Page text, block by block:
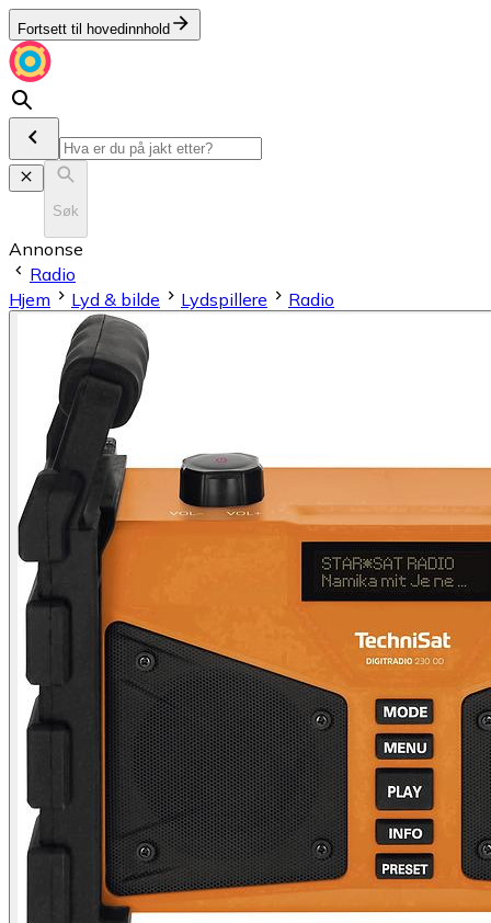
Fortsett til hovedinnhold
Søk
Annonse
Radio
Hjem
Lyd & bilde Lydspillere Radio